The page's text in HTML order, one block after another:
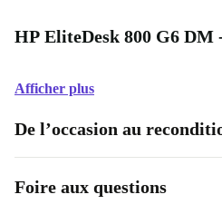
HP EliteDesk 800 G6 DM
Afficher plus
De l’occasion au
Foire aux questions